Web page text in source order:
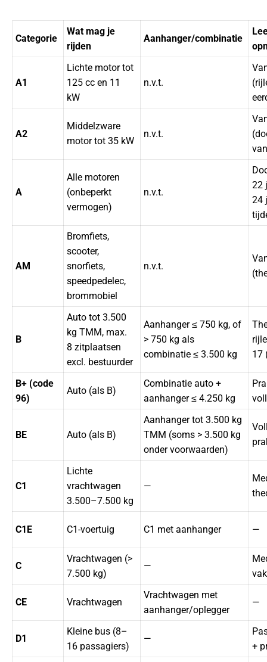
Categorie
Wat mag je
rijden
Aanhanger/combinatie
A1
Lichte motor tot
125 cc en 11
kW
n.v.t.
A2
Middelzware
motor tot 35 kW
n.v.t.
A
Alle motoren
(onbeperkt
vermogen)
n.v.t.
22
24
AM
Bromfiets,
scooter,
snorfiets,
speedpedelec,
brommobiel
n.v.t.
B
Auto tot 3.500
kg TMM, max.
8 zitplaatsen
excl. bestuurder
Aanhanger ≤ 750 kg, of
> 750 kg als
combinatie ≤ 3.500 kg
17
B+ (code
96)
Auto (als B)
Combinatie auto +
aanhanger ≤ 4.250 kg
BE Auto (als B)
Aanhanger tot 3.500 kg
TMM (soms > 3.500 kg
onder voorwaarden)
C1
Lichte
vrachtwagen
3.500–7.500 kg
—
C1E C1-voertuig C1 met aanhanger —
C
Vrachtwagen (>
7.500 kg)
—
CE Vrachtwagen
Vrachtwagen met
aanhanger/oplegger
—
D1
Kleine bus (8–
16 passagiers)
—
+